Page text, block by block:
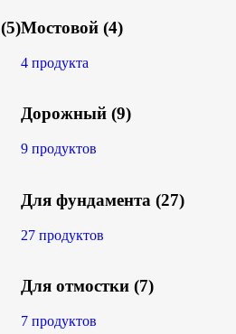
(5)Мостовой (4)
4 продукта
Дорожный (9)
9 продуктов
Для фундамента (27)
27 продуктов
Для отмостки (7)
7 продуктов